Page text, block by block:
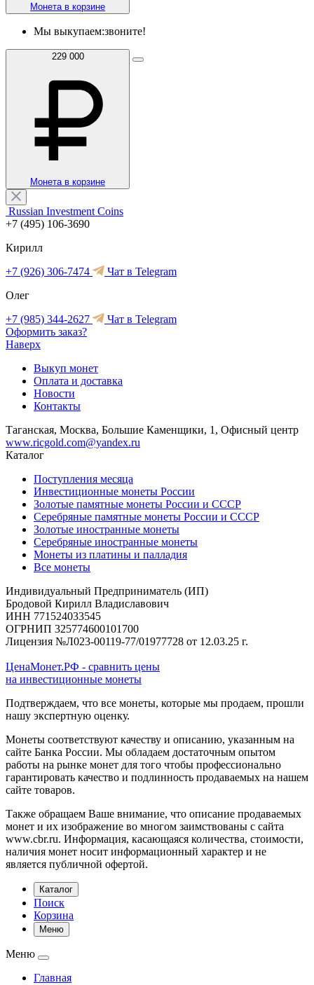
Монета в корзине
Мы выкупаем:звоните!
229 000
Монета в корзине
Russian Investment Coins
+7 (495) 106-3690
Кирилл
+7 (926) 306-7474
Чат в Telegram
Олег
+7 (985) 344-2627
Чат в Telegram
Оформить заказ?
Наверх
Выкуп монет
Оплата и доставка
Новости
Контакты
Таганская, Москва, Большие Каменщики, 1, Офисный центр
www.ricgold.com@yandex.ru
Каталог
Поступления месяца
Инвестиционные монеты России
Золотые памятные монеты России и СССР
Серебряные памятные монеты России и СССР
Золотые иностранные монеты
Серебряные иностранные монеты
Монеты из платины и палладия
Все монеты
Индивидуальный Предприниматель (ИП)
Бродовой Кирилл Владиславович
ИНН 771524033545
ОГРНИП 325774600101700
Лицензия №Л023-00119-77/01977728 от 12.03.25 г.
ЦенаМонет.РФ - сравнить цены
на инвестиционные монеты
Подтверждаем, что все монеты, которые мы продаем, прошли
нашу экспертную оценку.
Монеты соответствуют качеству и описанию, указанным на
сайте Банка России. Мы обладаем достаточным опытом
работы на рынке монет для того чтобы профессионально
гарантировать качество и подлинность продаваемых на нашем
сайте товаров.
Также обращаем Ваше внимание, что описание продаваемых
монет и их изображение во многом заимствованы с сайта
www.cbr.ru. Информация, касающаяся количества, стоимости,
наличия монет носит информационный характер и не
является публичной офертой.
Каталог
Поиск
Корзина
Меню
Меню
Главная